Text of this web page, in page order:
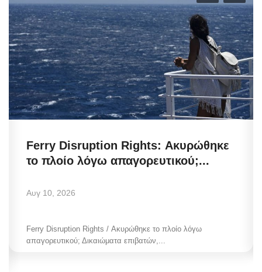
Ferry Disruption Rights: Ακυρώθηκε
το πλοίο λόγω απαγορευτικού;...
Αυγ 10, 2026
Ferry Disruption Rights / Ακυρώθηκε το πλοίο λόγω
απαγορευτικού; Δικαιώματα επιβατών,...